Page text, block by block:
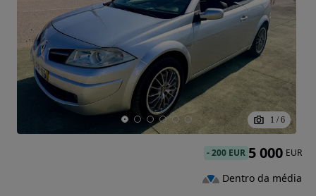
1 / 6
-200 EUR 5 000 EUR
Dentro da média